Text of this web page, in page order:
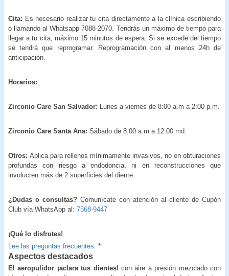
Cita: Es necesario realizar tu cita directamente a la clínica escribiendo
o llamando al Whatsapp 7088-2070. Tendrás un máximo de tiempo para
llegar a tu cita, máximo 15 minutos de espera. Si se excede del tiempo
se tendrá que reprogramar. Reprogramación con al menos 24h de
anticipación.
Horarios:
Zirconio Care San Salvador: Lunes a viernes de 8:00 a.m a 2:00 p.m.
Zirconio Care Santa Ana: Sábado de 8:00 a.m a 12:00 md.
Otros: Aplica para rellenos mínimamente invasivos, no en obturaciones
profundas con riesgo a endodoncia, ni en reconstrucciones que
involucren más de 2 superficies del diente.
¿Dudas o consultas? Comunícate con atención al cliente de Cupón
Club vía WhatsApp al: 7568-9447
¡Qué lo disfrutes!
Lee las preguntas frecuentes. *
Aspectos destacados
El aeropulidor ¡aclara tus dientes! con aire a presión mezclado con